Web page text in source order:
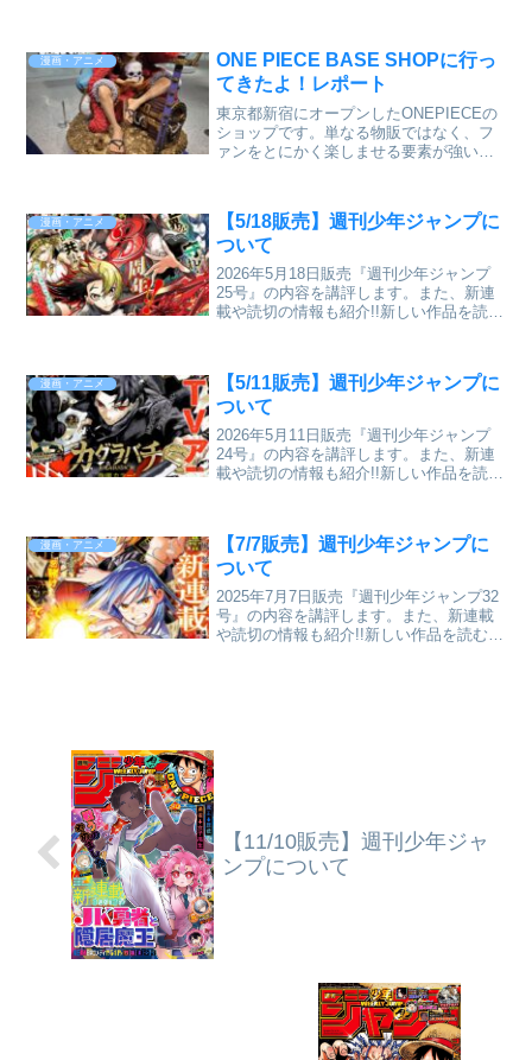
漫画・アニメ
ONE PIECE BASE SHOPに行っ
てきたよ！レポート
東京都新宿にオープンしたONEPIECEの
ショップです。単なる物販ではなく、フ
ァンをとにかく楽しませる要素が強い店
漫画・アニメ
【5/18販売】週刊少年ジャンプに
ついて
2026年5月18日販売『週刊少年ジャンプ
25号』の内容を講評します。また、新連
載や読切の情報も紹介!!新しい作品を読む
漫画・アニメ
【5/11販売】週刊少年ジャンプに
ついて
2026年5月11日販売『週刊少年ジャンプ
24号』の内容を講評します。また、新連
載や読切の情報も紹介!!新しい作品を読む
漫画・アニメ
【7/7販売】週刊少年ジャンプに
ついて
2025年7月7日販売『週刊少年ジャンプ32
号』の内容を講評します。また、新連載
や読切の情報も紹介!!新しい作品を読むの
【11/10販売】週刊少年ジャ
ンプについて